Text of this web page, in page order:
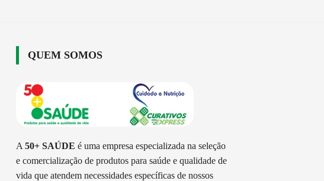
QUEM SOMOS
A 50+ SAÚDE é uma empresa especializada na seleção
e comercialização de produtos para saúde e qualidade de
vida que atendem necessidades específicas de nossos